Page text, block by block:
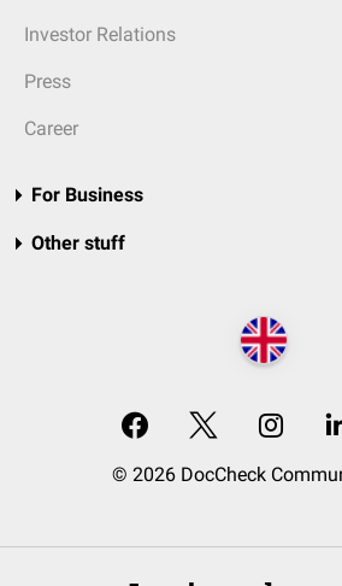
Investor Relations
Press
Career
For Business
Other stuff
© 2026 DocCheck